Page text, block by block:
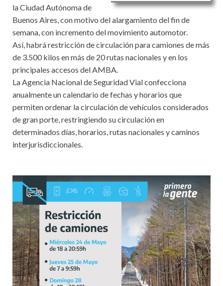
la Ciudad Autónoma de
Buenos Aires, con motivo del alargamiento del fin de
semana, con incremento del movimiento automotor.
Así, habrá restricción de circulación para camiones de más
de 3.500 kilos en más de 20 rutas nacionales y en los
principales accesos del AMBA.
La Agencia Nacional de Seguridad Vial confecciona
anualmente un calendario de fechas y horarios que
permiten ordenar la circulación de vehículos considerados
de gran porte, restringiendo su circulación en
determinados días, horarios, rutas nacionales y caminos
interjurisdiccionales.